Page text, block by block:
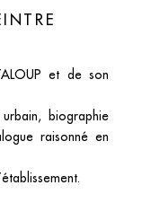
et de son
biographie
raisonné en